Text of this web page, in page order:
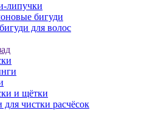
липучки
бигуди
для волос
и щётки
чистки расчёсок